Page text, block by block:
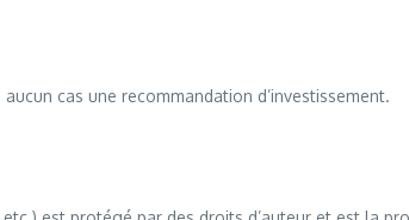
cas une recommandation d’investissement.